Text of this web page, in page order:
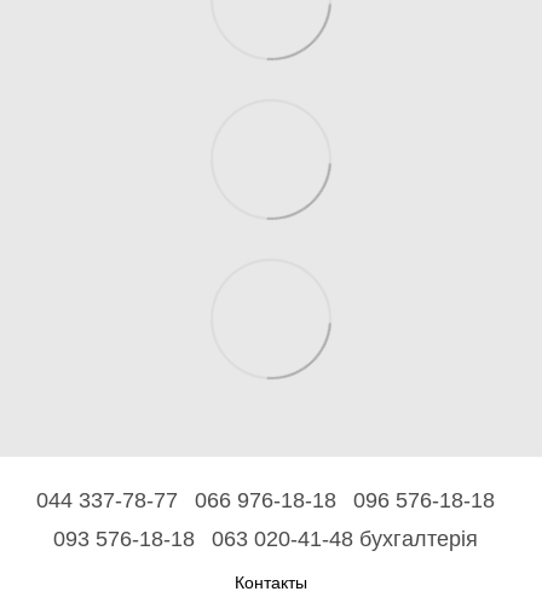
044 337-78-77 066 976-18-18
096 576-18-18
093 576-18-18
063 020-41-48 бухгалтерія
Контакты